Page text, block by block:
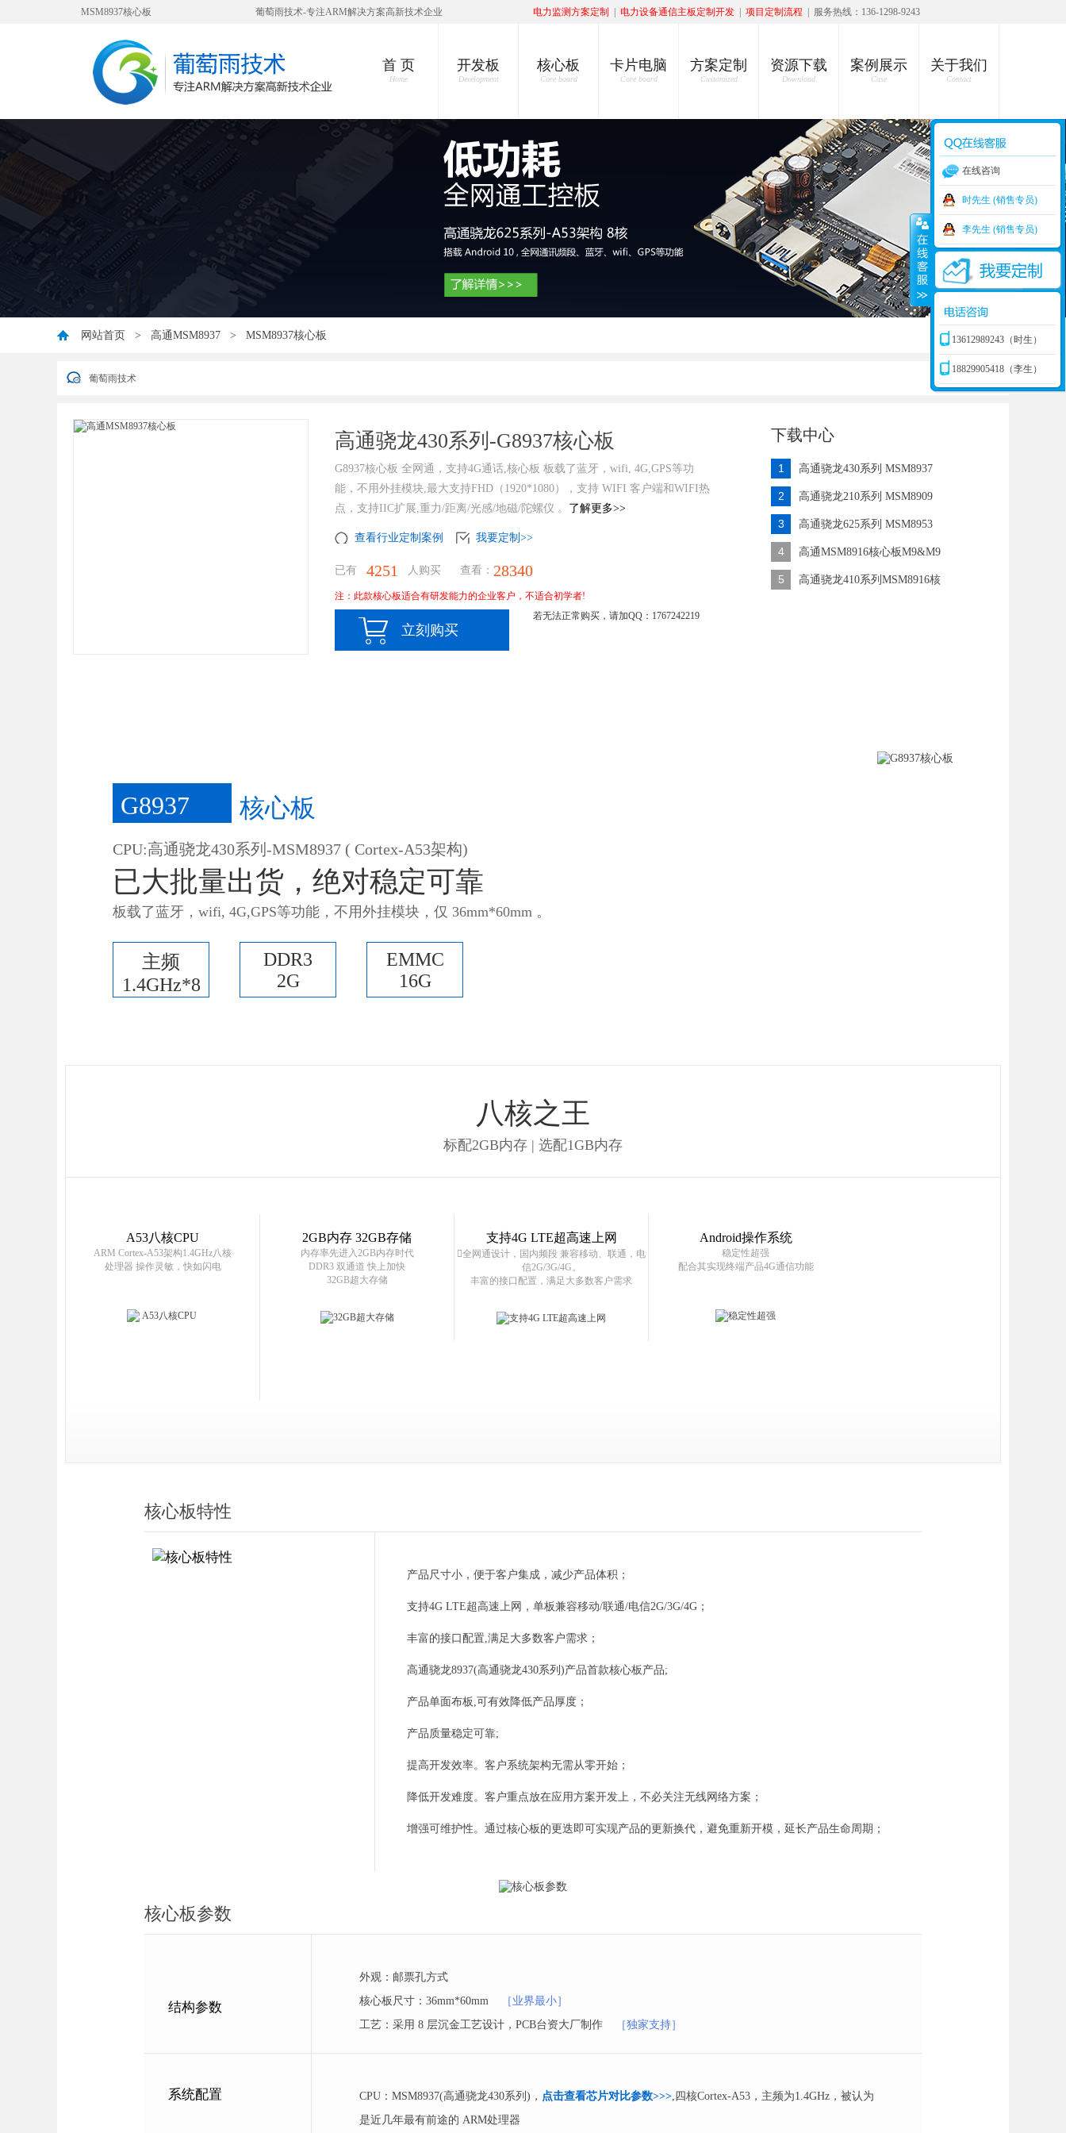
MSM8937核心板 葡萄雨技术-专注ARM解决方案高新技术企业 电力监测方案定制 电力设备通信主板定制开发 项目定制流程 | 服务热线：136-1298-9243
首 页
Home
开发板
Development
核心板
Core board
卡片电脑
Core board
方案定制
Customized
资源下载
Download
案例展示
Case
关于我们
Contact
网站首页 > 高通MSM8937 > MSM8937核心板
葡萄雨技术
葡萄雨技术
高通骁龙430系列-G8937核心板
G8937核心板 全网通，支持4G通话,核心板 板载了蓝牙，wifi, 4G,GPS等功
能，不用外挂模块,最大支持FHD（1920*1080），支持 WIFI 客户端和WIFI热
点，支持IIC扩展,重力/距离/光感/地磁/陀螺仪 。 了解更多>>
查看行业定制案例 我要定制>>
已有 4251 人购买 查看： 28340
注：此款核心板适合有研发能力的企业客户，不适合初学者!
立刻购买
若无法正常购买，请加QQ：1767242219
下载中心
1 高通骁龙430系列 MSM8937
2 高通骁龙210系列 MSM8909
3 高通骁龙625系列 MSM8953
4 高通MSM8916核心板M9&M9
5 高通骁龙410系列MSM8916核
G8937 核心板
CPU:高通骁龙430系列-MSM8937 ( Cortex-A53架构)
已大批量出货，绝对稳定可靠
板载了蓝牙，wifi, 4G,GPS等功能，不用外挂模块，仅 36mm*60mm 。
主频
1.4GHz*8
DDR3
2G
EMMC
16G
八核之王
标配2GB内存 | 选配1GB内存
A53八核CPU
ARM Cortex-A53架构1.4GHz八核
处理器 操作灵敏，快如闪电
2GB内存 32GB存储
内存率先进入2GB内存时代
DDR3 双通道 快上加快
32GB超大存储
支持4G LTE超高速上网
全网通设计，国内频段 兼容移动、联通，电
信2G/3G/4G。
丰富的接口配置，满足大多数客户需求
Android操作系统
稳定性超强
配合其实现终端产品4G通信功能
核心板特性
产品尺寸小，便于客户集成，减少产品体积；
支持4G LTE超高速上网，单板兼容移动/联通/电信2G/3G/4G；
丰富的接口配置,满足大多数客户需求；
高通骁龙8937(高通骁龙430系列)产品首款核心板产品;
产品单面布板,可有效降低产品厚度；
产品质量稳定可靠;
提高开发效率。客户系统架构无需从零开始；
降低开发难度。客户重点放在应用方案开发上，不必关注无线网络方案；
增强可维护性。通过核心板的更迭即可实现产品的更新换代，避免重新开模，延长产品生命周期；
核心板参数
结构参数
外观：邮票孔方式
核心板尺寸：36mm*60mm
［业界最小］
工艺：采用 8 层沉金工艺设计，PCB台资大厂制作
［独家支持］
系统配置 CPU：MSM8937(高通骁龙430系列)， 点击查看芯片对比参数>>>,四核Cortex-A53，主频为1.4GHz，被认为
是近几年最有前途的 ARM处理器
在线咨询
时先生 (销售专员)
李先生 (销售专员)
13612989243（时生）
18829905418（李生）